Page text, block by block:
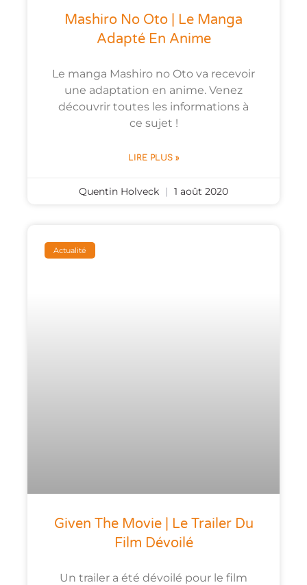
Mashiro No Oto | Le Manga
Adapté En Anime
Le manga Mashiro no Oto va recevoir
une adaptation en anime. Venez
découvrir toutes les informations à
ce sujet !
LIRE PLUS »
Quentin Holveck 1 août 2020
Actualité
Given The Movie | Le Trailer Du
Film Dévoilé
Un trailer a été dévoilé pour le film